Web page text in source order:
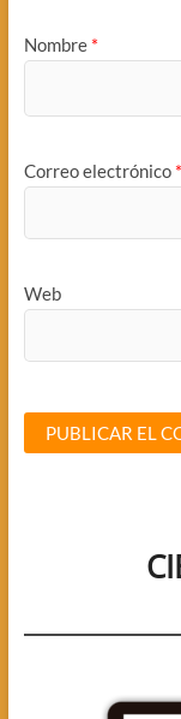
Nombre *
Correo electrónico *
Web